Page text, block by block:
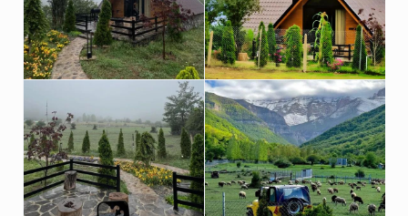
است.
این کلبه سوئیسی کجور دارای سرویس بهداشتی ایرانی و فرنگی و
حمام است و 1 تخت خواب دو نفره و یک مبل تخت خواب شو دو
نفره هم دارد.
این کلبه سوئیسی جکوزی دار زانوس بسیاز شیک و زیبا است و با
امکانات اقامتی کامل در دل جنگلهای هیرکانی اقامتی مناسب را برای
شما رقم خواهد زد.
تصاویر زیبای این کلبه سوئیسی با جکوزی رو تماشا کنید و آماره سفر